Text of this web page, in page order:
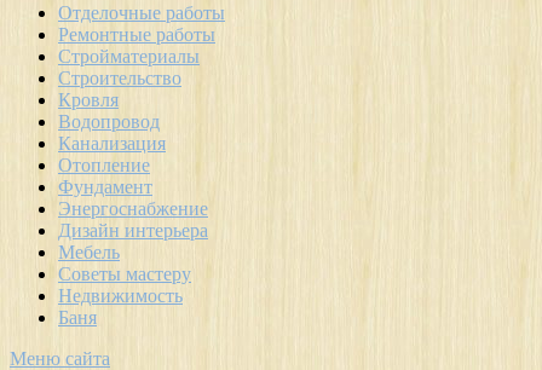
Отделочные работы
Ремонтные работы
Стройматериалы
Строительство
Кровля
Водопровод
Канализация
Отопление
Фундамент
Энергоснабжение
Дизайн интерьера
Мебель
Советы мастеру
Недвижимость
Баня
Меню сайта